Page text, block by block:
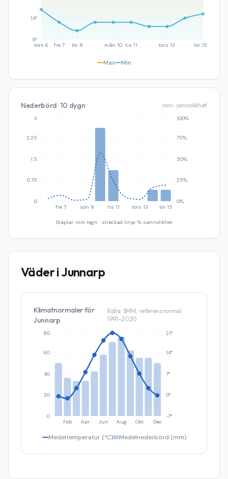
tors 6 fre 7 lör 8 mån 10 tis 11 tors 13 lör 15
9°
14°
Max Min
Nederbörd · 10 dygn mm · sannolikhet
fre 7 sön 9 tis 11 tors 13 lör 15
0
0.75
1.5
2.25
3
0%
25%
50%
75%
100%
Staplar: mm regn · streckad linje: % sannolikhet
Väder iJunnarp
Klimatnormaler för
Junnarp
Källa: SMHI, referensnormal
1991–2020
Feb Apr Jun Aug Okt Dec
0
20
40
60
80
-7°
0°
7°
14°
21°
Medeltemperatur (°C) Medelnederbörd (mm)